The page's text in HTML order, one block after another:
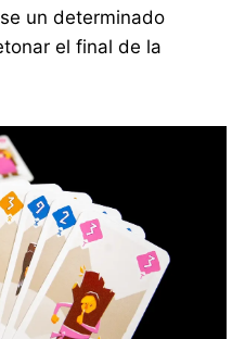
un determinado
el final de la